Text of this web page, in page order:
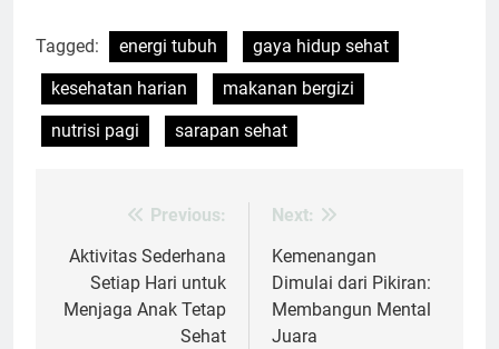
Tagged: energi tubuh
gaya hidup sehat
kesehatan harian
makanan bergizi
nutrisi pagi
sarapan sehat
navigation
Previous:
Aktivitas Sederhana
Setiap Hari untuk
Menjaga Anak Tetap
Sehat
Next:
Kemenangan
Dimulai dari Pikiran:
Membangun Mental
Juara